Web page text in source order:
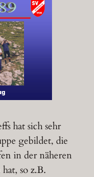
hat sich sehr
gebildet, die
in der näheren
so z.B.